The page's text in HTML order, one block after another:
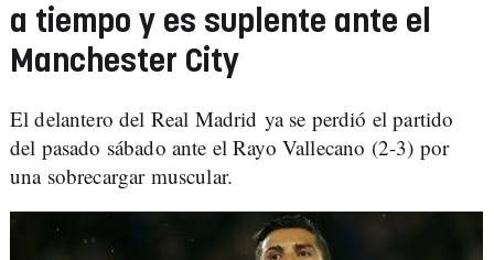
a tiempo y es suplente ante el
Manchester City
El delantero del Real Madrid ya se perdió el partido
del pasado sábado ante el Rayo Vallecano (2-3) por
una sobrecargar muscular.